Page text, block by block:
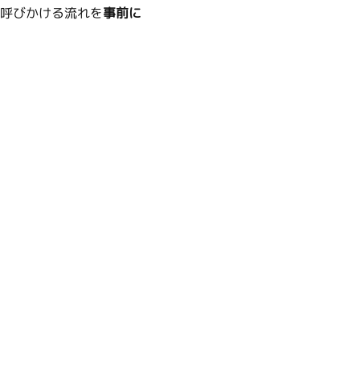
びかける流れを事前に